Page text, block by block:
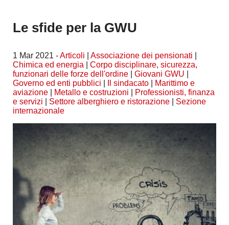
Le sfide per la GWU
1 Mar 2021 -Articoli Associazione dei pensionati
Chimica ed energia
Corpo disciplinare, sicurezza,
funzionari delle forze dell'ordine
Giovani GWU
Governo ed enti pubblici
Il sindacato
Marittimo e
aviazione
Metallo e costruzioni
Professionisti, finanza
e servizi
Settore alberghiero e ristorazione
Sezione
internazionale